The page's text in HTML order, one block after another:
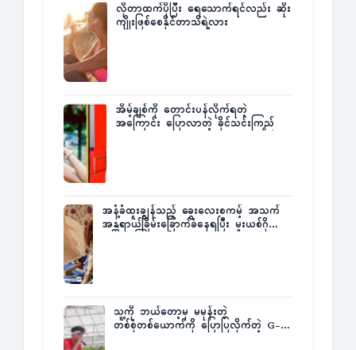
လိုတာထက်ပိုပြီး ရေသောက်ရင်လည်း ဆိုး
ကျိုးဖြစ်စေနိုင်တာသိရဲ့လား
အိမ့်ချစ်ကို တောင်းပန်လိုက်ရတဲ့
အကြောင်း ပြောလာတဲ့ ခိုင်သင်းကြည်
အနံ့ခံထူးချွန်သည့် ခွေးလေးစကမ့် အသက်
အန္တရာယ်ခြိမ်းခြောက်ခံနေရပြီး မူးယစ်ဂိုဏ်း
သူ့ကို ဘယ်တော့မှ မမုန်းတဲ့
တစ်စုံတစ်ယောက်ကို ပြောပြလိုက်တဲ့ G-